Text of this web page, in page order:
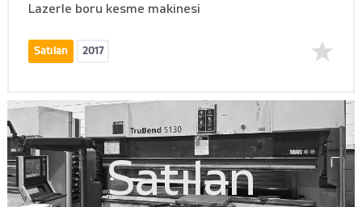
Lazerle boru kesme makinesi
Satılan 2017
Satılan